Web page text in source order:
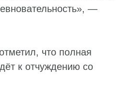
—
что полная
к отчуждению со